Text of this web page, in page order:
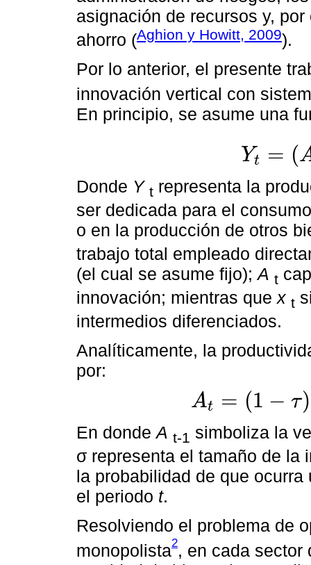
asignación de recursos y,
ahorro (Aghion y Howitt, 2009).
Por lo anterior, el presente
innovación vertical con
En principio, se asume una
Yt = (
Yt =(A Lt)1 βx tβ
Donde Y t representa la
ser dedicada para el
o en la producción de otros
trabajo total empleado
(el cual se asume fijo);A t
innovación; mientras que x t
intermedios diferenciados.
Analíticamente, la
por:
At = (1 − τ)
At=1- At-1+ σ At- 1
En dondeA t-1 simboliza la
σ representa el tamaño de la
la probabilidad de que
el periodo t.
Resolviendo el problema de
monopolista2, en cada sector